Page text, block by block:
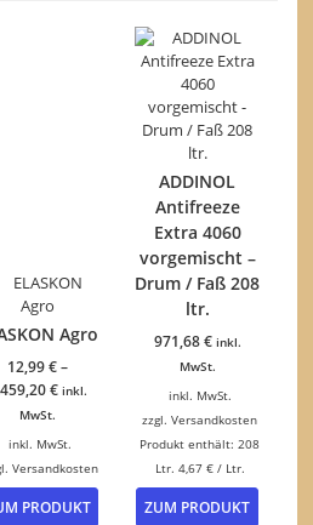
Agro
12,99€–
€ inkl.
MwSt.
inkl. MwSt.
Versandkosten
PRODUKT
Dieses
Produkt
ADDINOL
Antifreeze
Extra 4060
vorgemischt –
Drum / Faß 208
ltr.
971,68€ inkl.
MwSt.
inkl. MwSt.
zzgl.Versandkosten
Produkt enthält: 208
Ltr. 4,67 €/ Ltr.
ZUM PRODUKT